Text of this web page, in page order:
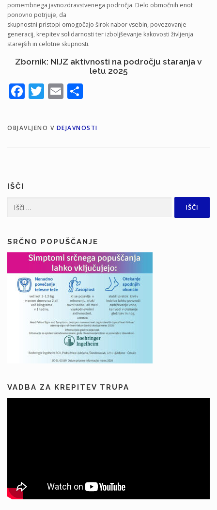
pomembnega javnozdravstvenega področja. Delo območnih enot
ponovno potrjuje, da
skupnostni pristopi omogočajo širok nabor vsebin, povezovanje
generacij, krepitev solidarnosti ter izboljševanje kakovosti življenja
starejših in celotne skupnosti.
Zbornik: NIJZ aktivnosti na področju staranja v
letu 2025
Facebook
Twitter
Email
OBJAVLJENO V DEJAVNOSTI
IŠČI
SRČNO POPUŠČANJE
VADBA ZA KREPITEV TRUPA